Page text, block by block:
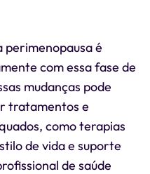
perimenopausa é
com essa fase de
mudanças pode
tratamentos e
como terapias
de vida e suporte
de saúde